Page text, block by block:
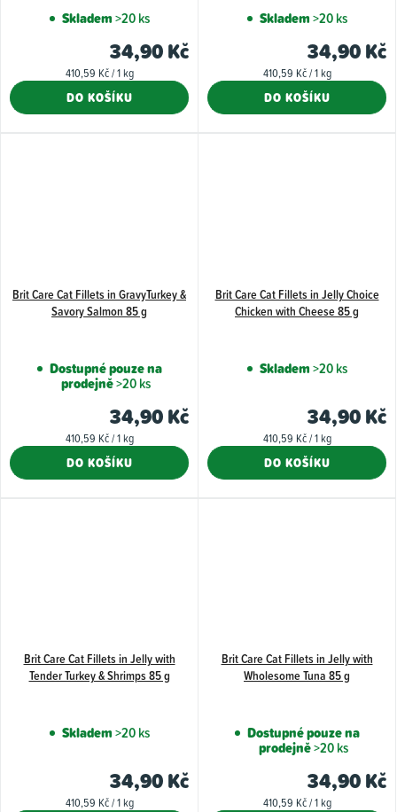
Skladem>20 ks
34,90 Kč
Měrná
410,59 Kč / 1 kg
DO KOŠÍKU
Skladem>20 ks
34,90 Kč
Měrná
410,59 Kč / 1 kg
DO KOŠÍKU
Brit Care Cat Fillets in GravyTurkey &
Savory Salmon 85 g
Dostupné pouze na
prodejně>20 ks
34,90 Kč
Měrná
410,59 Kč / 1 kg
DO KOŠÍKU
Brit Care Cat Fillets in Jelly Choice
Chicken with Cheese 85 g
Skladem>20 ks
34,90 Kč
Měrná
410,59 Kč / 1 kg
DO KOŠÍKU
Brit Care Cat Fillets in Jelly with
Tender Turkey & Shrimps 85 g
Skladem>20 ks
34,90 Kč
Měrná
410,59 Kč / 1 kg
Brit Care Cat Fillets in Jelly with
Wholesome Tuna 85 g
Dostupné pouze na
prodejně>20 ks
34,90 Kč
Měrná
410,59 Kč / 1 kg